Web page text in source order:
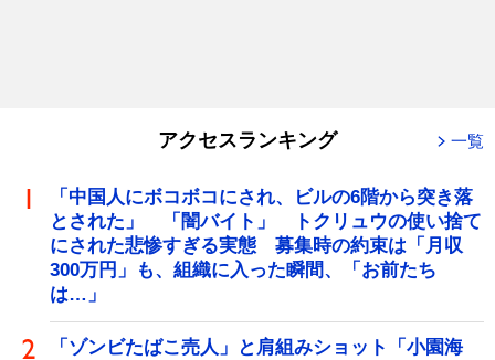
アクセスランキング 一覧
「中国人にボコボコにされ、ビルの6階から突き落
とされた」 「闇バイト」 トクリュウの使い捨て
にされた悲惨すぎる実態 募集時の約束は「月収
300万円」も、組織に入った瞬間、「お前たち
は…」
「ゾンビたばこ売人」と肩組みショット「小園海